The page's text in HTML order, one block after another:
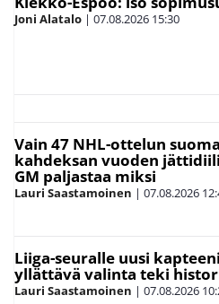
Joni Alatalo | 07.08.2026 15:30
Vain 47 NHL-ottelun
kahdeksan vuoden
GM paljastaa miksi
Lauri Saastamoinen | 07.08.2026
Liiga-seuralle uusi
yllättävä valinta teki
Lauri Saastamoinen | 07.08.2026